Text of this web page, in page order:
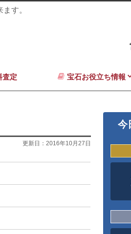
す。
査定 宝石お役立ち情報
更新日： 2016年10月27日
今